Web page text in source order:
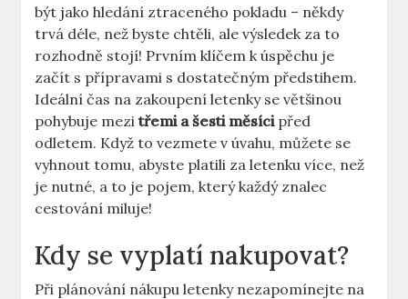
být jako hledání ztraceného pokladu – někdy
trvá déle, než byste chtěli, ale výsledek za to
rozhodně stojí! Prvním klíčem k úspěchu je
začít s přípravami s dostatečným předstihem.
Ideální čas na zakoupení letenky se většinou
pohybuje mezitřemi a šesti měsícipřed
odletem. Když to vezmete v úvahu, můžete se
vyhnout tomu, abyste platili za letenku více, než
je nutné, a to je pojem, který každý znalec
cestování miluje!
Kdy se vyplatí nakupovat?
Při plánování nákupu letenky nezapomínejte na